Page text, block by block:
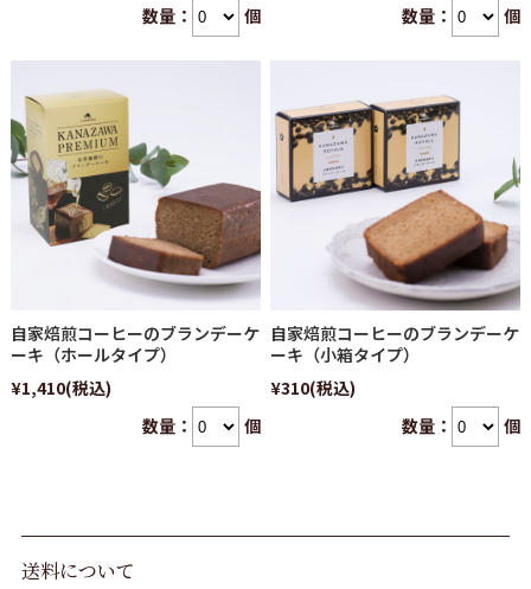
数量：
個
数量：
個
自家焙煎コーヒーのブランデーケ
ーキ（ホールタイプ）
¥1,410(税込)
数量：
個
自家焙煎コーヒーのブランデーケ
ーキ（小箱タイプ）
¥310(税込)
数量：
個
送料について